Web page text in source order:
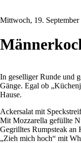
Mittwoch, 19. September
In geselliger Runde und
Gänge. Egal ob
Hause.
Ackersalat mit
Mit Mozzarella gefüllte
Gegrilltes Rumpsteak an
„Zieh mich hoch“ mit